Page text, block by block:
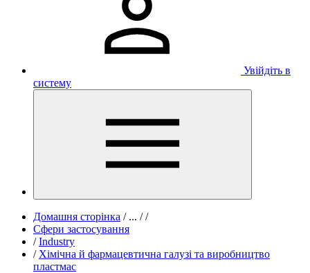
Увійдіть в
систему
Домашня сторінка /... / /
Сфери застосування
/ Industry
/ Хімічна й фармацевтична галузі та виробництво
пластмас